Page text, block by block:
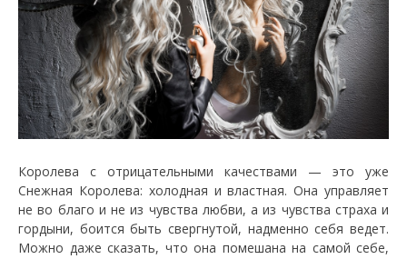
Королева с отрицательными качествами — это уже
Снежная Королева: холодная и властная. Она управляет
не во благо и не из чувства любви, а из чувства страха и
гордыни, боится быть свергнутой, надменно себя ведет.
Можно даже сказать, что она помешана на самой себе,